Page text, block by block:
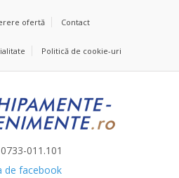
ofertă Contact
Politică de cookie-uri
011.101
de facebook